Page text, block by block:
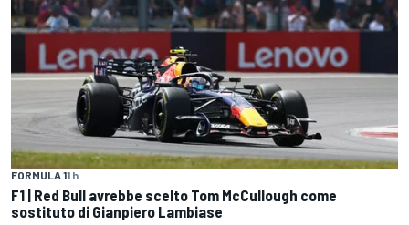
FORMULA 11 h
F1 | Red Bull avrebbe scelto Tom McCullough come
sostituto di Gianpiero Lambiase